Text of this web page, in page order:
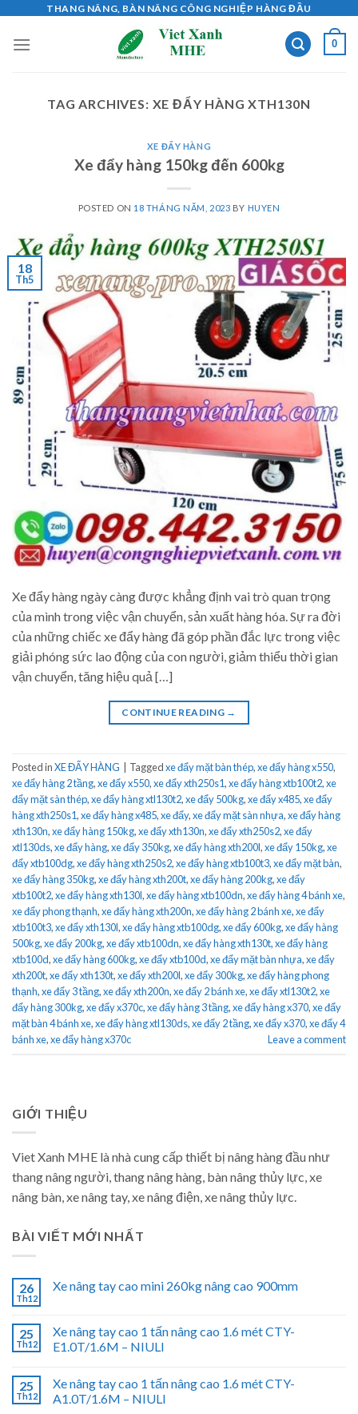
content
THANG NÂNG, BÀN NÂNG CÔNG NGHIỆP HÀNG ĐẦU
0
TAG ARCHIVES: XE ĐẨY HÀNG XTH130N
XE ĐẨY HÀNG
Xe đẩy hàng 150kg đến 600kg
POSTED ON 18 THÁNG NĂM, 2023 BY HUYEN
18
Th5
Xe đẩy hàng ngày càng được khẳng định vai trò quan trọng
của mình trong việc vận chuyển, sản xuất hàng hóa. Sự ra đời
của những chiếc xe đẩy hàng đã góp phần đắc lực trong việc
giải phóng sức lao động của con người, giảm thiểu thời gian
vận chuyển, tăng hiệu quả […]
CONTINUE READING →
Posted inXE ĐẨY HÀNG Taggedxe đẩy mặt bàn thép,xe đẩy hàng x550,
xe đẩy hàng 2 tầng,xe đẩy x550,xe đẩy xth250s1,xe đẩy hàng xtb100t2,xe
đẩy mặt sàn thép,xe đẩy hàng xtl130t2,xe đẩy 500kg,xe đẩy x485,xe đẩy
hàng xth250s1,xe đẩy hàng x485,xe đẩy,xe đẩy mặt sàn nhựa,xe đẩy hàng
xth130n,xe đẩy hàng 150kg,xe đẩy xth130n,xe đẩy xth250s2,xe đẩy
xtl130ds,xe đẩy hàng,xe đẩy 350kg,xe đẩy hàng xth200l,xe đẩy 150kg,xe
đẩy xtb100dg,xe đẩy hàng xth250s2,xe đẩy hàng xtb100t3,xe đẩy mặt bàn,
xe đẩy hàng 350kg,xe đẩy hàng xth200t,xe đẩy hàng 200kg,xe đẩy
xtb100t2,xe đẩy hàng xth130l,xe đẩy hàng xtb100dn,xe đẩy hàng 4 bánh xe,
xe đẩy phong thạnh,xe đẩy hàng xth200n,xe đẩy hàng 2 bánh xe,xe đẩy
xtb100t3,xe đẩy xth130l,xe đẩy hàng xtb100dg,xe đẩy 600kg,xe đẩy hàng
500kg,xe đẩy 200kg,xe đẩy xtb100dn,xe đẩy hàng xth130t,xe đẩy hàng
xtb100d,xe đẩy hàng 600kg,xe đẩy xtb100d,xe đẩy mặt bàn nhựa,xe đẩy
xth200t,xe đẩy xth130t,xe đẩy xth200l,xe đẩy 300kg,xe đẩy hàng phong
thạnh,xe đẩy 3 tầng,xe đẩy xth200n,xe đẩy 2 bánh xe,xe đẩy xtl130t2,xe
đẩy hàng 300kg,xe đẩy x370c,xe đẩy hàng 3 tầng,xe đẩy hàng x370,xe đẩy
mặt bàn 4 bánh xe,xe đẩy hàng xtl130ds,xe đẩy 2 tầng,xe đẩy x370,xe đẩy 4
bánh xe,xe đẩy hàng x370c Leave a comment
GIỚI THIỆU
Viet Xanh MHE là nhà cung cấp thiết bị nâng hàng đầu như
thang nâng người, thang nâng hàng, bàn nâng thủy lực, xe
nâng bàn, xe nâng tay, xe nâng điện, xe nâng thủy lực.
BÀI VIẾT MỚI NHẤT
26
Th12
Xe nâng tay cao mini 260kg nâng cao 900mm
25
Th12
Xe nâng tay cao 1 tấn nâng cao 1.6 mét CTY-
E1.0T/1.6M – NIULI
25
Th12
Xe nâng tay cao 1 tấn nâng cao 1.6 mét CTY-
A1.0T/1.6M – NIULI